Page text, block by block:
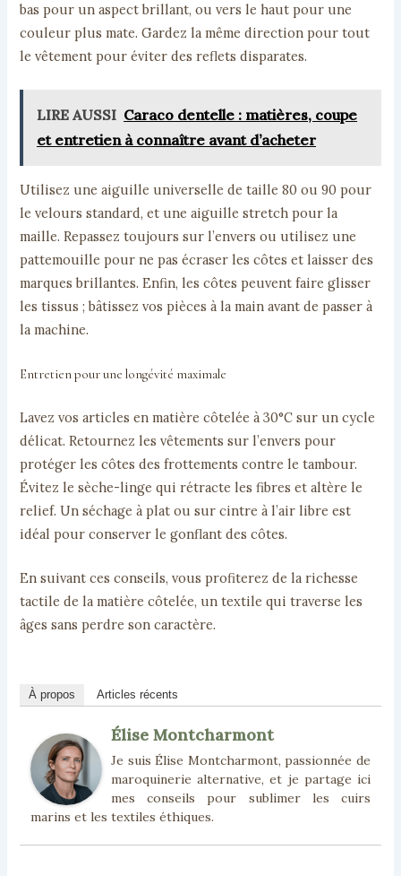
bas pour un aspect brillant, ou vers le haut pour une
couleur plus mate. Gardez la même direction pour tout
le vêtement pour éviter des reflets disparates.
LIRE AUSSI Caraco dentelle : matières, coupe
et entretien à connaître avant d’acheter
Utilisez une aiguille universelle de taille 80 ou 90 pour
le velours standard, et une aiguille stretch pour la
maille. Repassez toujours sur l’envers ou utilisez une
pattemouille pour ne pas écraser les côtes et laisser des
marques brillantes. Enfin, les côtes peuvent faire glisser
les tissus ; bâtissez vos pièces à la main avant de passer à
la machine.
Entretien pour une longévité maximale
Lavez vos articles en matière côtelée à 30°C sur un cycle
délicat. Retournez les vêtements sur l’envers pour
protéger les côtes des frottements contre le tambour.
Évitez le sèche-linge qui rétracte les fibres et altère le
relief. Un séchage à plat ou sur cintre à l’air libre est
idéal pour conserver le gonflant des côtes.
En suivant ces conseils, vous profiterez de la richesse
tactile de la matière côtelée, un textile qui traverse les
âges sans perdre son caractère.
À propos Articles récents
Élise Montcharmont
Je suis Élise Montcharmont, passionnée de
maroquinerie alternative, et je partage ici
mes conseils pour sublimer les cuirs
marins et les textiles éthiques.